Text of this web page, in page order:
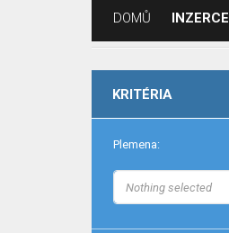
DOMŮ INZERCE
KRITÉRIA
Plemena:
Nothing selected